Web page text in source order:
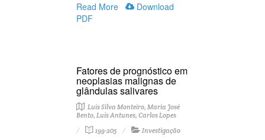
Read More
Download
PDF
Fatores de prognóstico em
neoplasias malignas de
glândulas salivares
Luís Silva Monteiro, Maria José
Bento, Luís Antunes, Carlos Lopes
199-205
Investigação